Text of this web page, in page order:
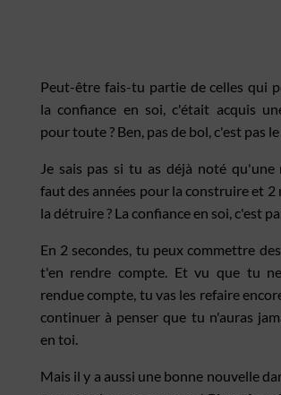
Peut-être fais-tu partie de celles qui
la confiance en soi, c'était acquis
pour toute ? Ben, pas de bol, c'est pas le
Je sais pas si tu as déjà noté
faut des années pour la construire et
la détruire ? La confiance en soi, c'est
En 2 secondes, tu peux commettre
t'en rendre compte. Et vu que tu
rendue compte, tu vas les refaire
continuer à penser que tu n'auras
en toi.
Mais il y a aussi une bonne nouvelle